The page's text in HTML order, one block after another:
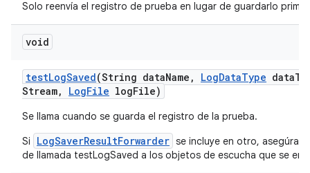
Solo reenvía el registro de prueba en lugar de guardarlo
void
testLogSaved(String dataName , LogDataType data
Stream, LogFile logFile)
Se llama cuando se guarda el registro de la prueba.
Si
LogSaverResultForwarder se incluye en otro,
de llamada testLogSaved a los objetos de escucha que se